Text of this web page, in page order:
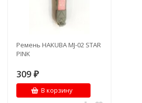
Ремень HAKUBA MJ-02 STAR
PINK
309 ₽
В корзину